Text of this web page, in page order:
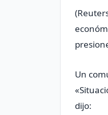
Un
dijo: